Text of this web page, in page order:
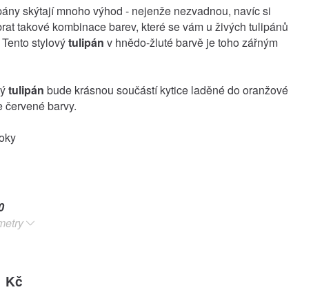
skýtají mnoho výhod - nejenže nezvadnou, navíc si
takové kombinace barev, které se vám u živých tulipánů
stylovýtulipán v hnědo-žluté barvě je toho zářným
tulipán bude krásnou součástí kytice laděné do oranžové
červené barvy.
Kč